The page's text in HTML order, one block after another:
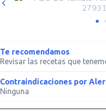
Te recomendamos
Revisar las recetas que
Contraindicaciones por
Ninguna